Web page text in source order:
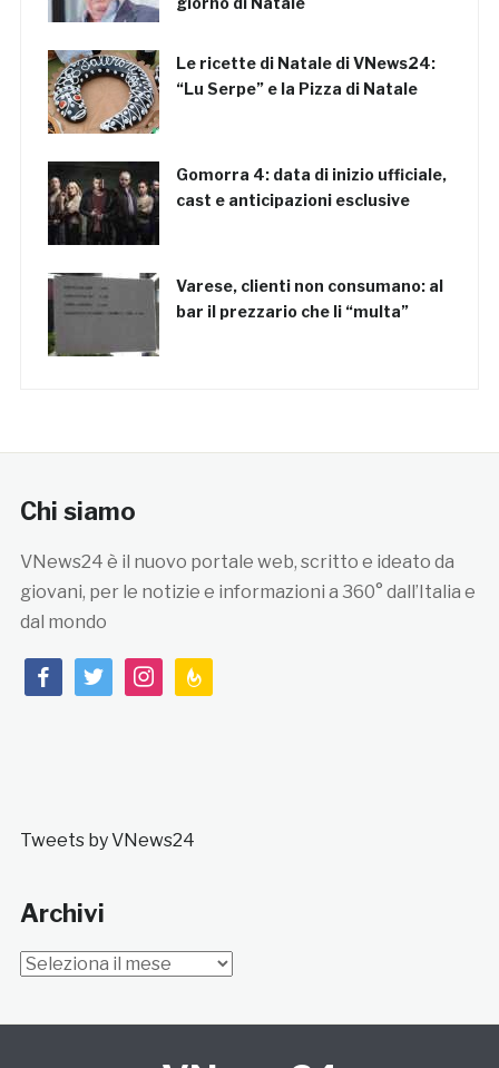
Le ricette di Natale di VNews24:
“Lu Serpe” e la Pizza di Natale
Gomorra 4: data di inizio ufficiale,
cast e anticipazioni esclusive
Varese, clienti non consumano: al
bar il prezzario che li “multa”
Chi siamo
VNews24 è il nuovo portale web, scritto e ideato da
giovani, per le notizie e informazioni a 360° dall’Italia e
dal mondo
facebooktwitterinstagramfeedburner
Tweets by VNews24
Archivi
Archivi